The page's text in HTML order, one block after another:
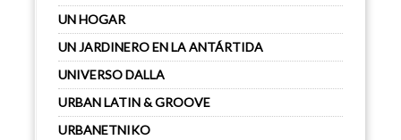
UN HOGAR
UN JARDINERO EN LA ANTÁRTIDA
UNIVERSO DALLA
URBAN LATIN & GROOVE
URBANETNIKO